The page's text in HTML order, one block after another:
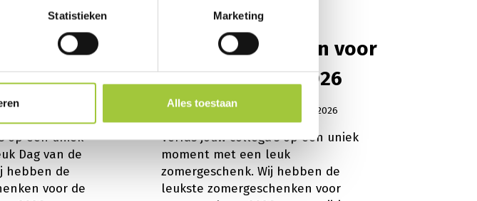
Statistieken Marketing
Alles toestaan
van de
van
8, 2026
op een uniek
Dag van de
hebben de
voor de
De top 5
zomergeschenken voor
personeel van 2026
DoorDirk Hollenberg maart 23, 2026
Verras jouw collega’s op een uniek
moment met een leuk
zomergeschenk. Wij hebben de
leukste zomergeschenken voor